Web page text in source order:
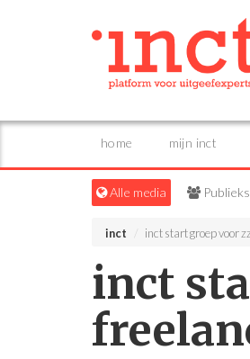
home mijn inct
Alle media
inct inct start groep voor
inct